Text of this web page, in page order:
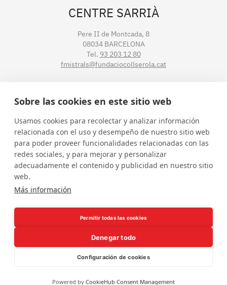
CENTRE SARRIÀ
Pere II de Montcada, 8
08034 BARCELONA
Tel. 93 203 12 80
fmistrals@fundaciocollserola.cat
CENTRE TIBIDABO
Lluís Muntadas, 3-5-7
08035 BARCELONA
Tel.93 211 89 54
fmistralt@fundaciocollserola.cat
Borsa de treball Política de privacitat
Sobre las cookies en este sitio web
Usamos cookies para recolectar y analizar información
relacionada con el uso y desempeño de nuestro sitio web
para poder proveer funcionalidades relacionadas con las
redes sociales, y para mejorar y personalizar
adecuadamente el contenido y publicidad en nuestro sitio
web.
Más información
Permitir todas las cookies
Denegar todo
Configuración de cookies
Powered by CookieHub Consent Management